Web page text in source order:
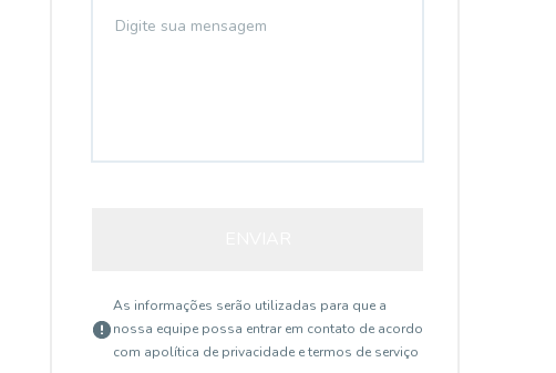
As informações serão utilizadas para que a
nossa equipe possa entrar em contato de acordo
com apolítica de privacidade e termos de serviço